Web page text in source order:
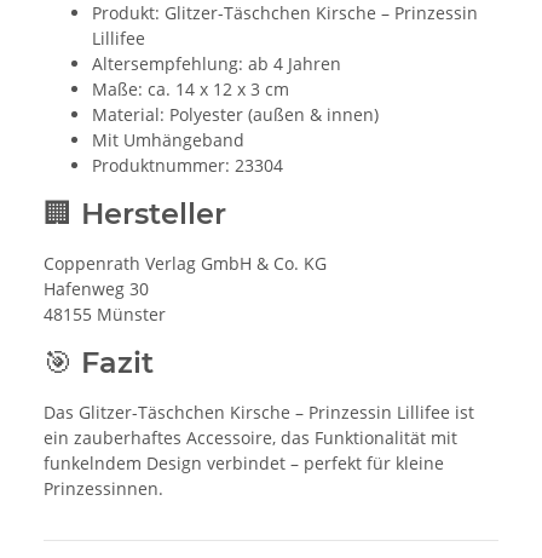
Produkt: Glitzer-Täschchen Kirsche – Prinzessin
Lillifee
Altersempfehlung: ab 4 Jahren
Maße: ca. 14 x 12 x 3 cm
Material: Polyester (außen & innen)
Mit Umhängeband
Produktnummer: 23304
🏢 Hersteller
Coppenrath Verlag GmbH & Co. KG
Hafenweg 30
48155 Münster
🎯 Fazit
Das Glitzer-Täschchen Kirsche – Prinzessin Lillifee ist
ein zauberhaftes Accessoire, das Funktionalität mit
funkelndem Design verbindet – perfekt für kleine
Prinzessinnen.